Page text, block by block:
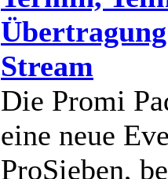
Stream
Die Promi
eine neue
ProSieben,